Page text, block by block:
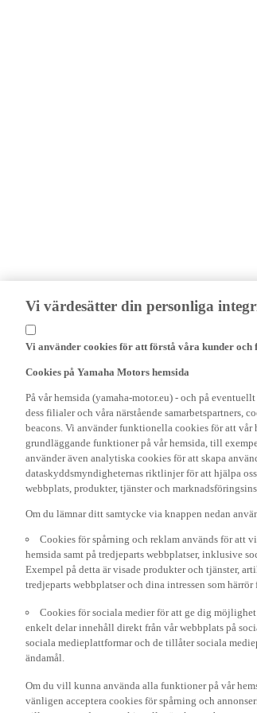
Vi värdesätter din personliga
Vi använder cookies för att förstå våra kunder
Cookies på Yamaha Motors hemsida
På vår hemsida (yamaha-motor.eu) - och på
dess filialer och våra närstående samarbetspartners,
beacons. Vi använder funktionella cookies för att
grundläggande funktioner på vår hemsida, till
använder även analytiska cookies för att skapa
dataskyddsmyndigheternas riktlinjer för att hjälpa
webbplats, produkter, tjänster och
Om du lämnar ditt samtycke via knappen nedan
Cookies för spårning och reklam används för att
hemsida samt på tredjeparts webbplatser, inklusive
Exempel på detta är visade produkter och tjänster,
tredjeparts webbplatser och dina intressen som härrör
Cookies för sociala medier för att ge dig
enkelt delar innehåll direkt från vår webbplats på
sociala medieplattformar och de tillåter sociala
ändamål.
Om du vill kunna använda alla funktioner på vår
vänligen acceptera cookies för spårning och